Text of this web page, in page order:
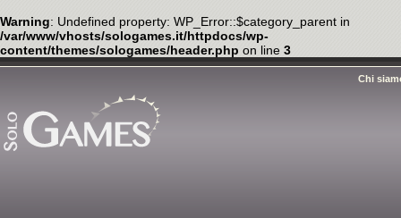
Warning: Undefined property: WP_Error::$category_parent in
/var/www/vhosts/sologames.it/httpdocs/wp-
content/themes/sologames/header.php on line 3
Chi